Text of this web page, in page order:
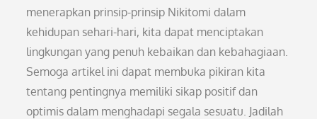
menerapkan prinsip-prinsip Nikitomi dalam
kehidupan sehari-hari, kita dapat menciptakan
lingkungan yang penuh kebaikan dan kebahagiaan.
Semoga artikel ini dapat membuka pikiran kita
tentang pentingnya memiliki sikap positif dan
optimis dalam menghadapi segala sesuatu. Jadilah